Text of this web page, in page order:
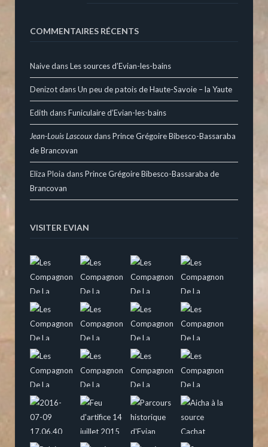
COMMENTAIRES RÉCENTS
NaivedansLes sources d’Evian-les-bains
DenizotdansUn peu de patois de Haute-Savoie – la Yaute
Edith dansFuniculaire d’Evian-les-bains
Jean-Louis LascouxdansPrince Grégoire Bibesco-Bassaraba
de Brancovan
Eliza Ploia dansPrince Grégoire Bibesco-Bassaraba de
Brancovan
VISITER EVIAN